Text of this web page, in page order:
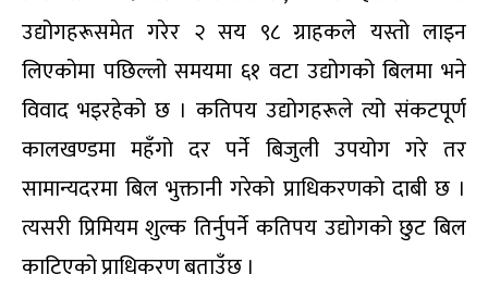
उद्योगहरूसमेत गरेर २ सय ९८ ग्राहकले यस्तो लाइन
लिएकोमा पछिल्लो समयमा ६१ वटा उद्योगको बिलमा भने
विवाद भइरहेको छ । कतिपय उद्योगहरूले त्यो संकटपूर्ण
कालखण्डमा महँगो दर पर्ने बिजुली उपयोग गरे तर
सामान्यदरमा बिल भुक्तानी गरेको प्राधिकरणको दाबी छ ।
त्यसरी प्रिमियम शुल्क तिर्नुपर्ने कतिपय उद्योगको छुट बिल
काटिएको प्राधिकरण बताउँछ ।